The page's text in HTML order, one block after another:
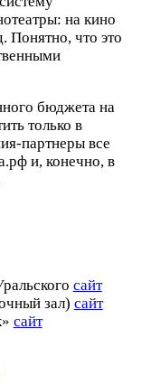
на кино
Понятно, что это
бюджета на
только в
партнеры все
и, конечно, в
сайт
зал) сайт
сайт